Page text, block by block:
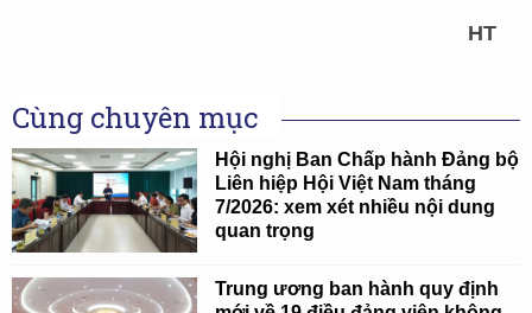
HT
Cùng chuyên mục
Hội nghị Ban Chấp hành Đảng bộ
Liên hiệp Hội Việt Nam tháng
7/2026: xem xét nhiều nội dung
quan trọng
Trung ương ban hành quy định